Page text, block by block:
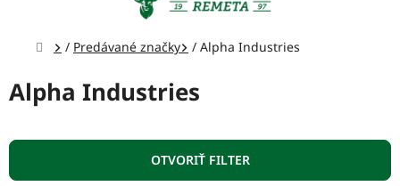
Domov
/ Predávané značky / Alpha Industries
Alpha Industries
OTVORIŤ FILTER